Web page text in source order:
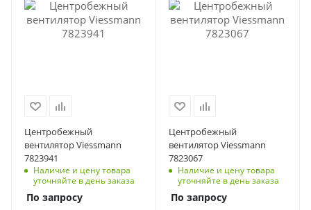
Центробежный
вентилятор Viessmann
7823941
Наличие и цену товара
уточняйте в день заказа
По запросу
Центробежный
вентилятор Viessmann
7823067
Наличие и цену товара
уточняйте в день заказа
По запросу